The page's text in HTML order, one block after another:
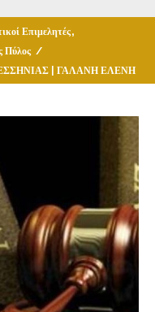
Επιμελητές,
Πύλος /
| ΓΑΛΑΝΗ ΕΛΕΝΗ